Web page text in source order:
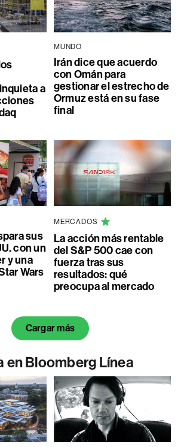
a
MUNDO
Irán dice que acuerdo
con Omán para
gestionar el estrecho de
Ormuz está en su fase
final
sus
con un
y una
Wars
MERCADOS
La acción más rentable
del S&P 500 cae con
fuerza tras sus
resultados: qué
preocupa al mercado
Cargar más
en Bloomberg Línea